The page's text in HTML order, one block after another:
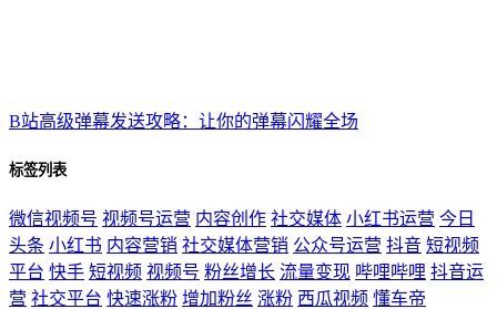
B站高级弹幕发送攻略：让你的弹幕闪耀全场
标签列表
微信视频号 视频号运营 内容创作 社交媒体 小红书运营 今日
头条 小红书 内容营销 社交媒体营销 公众号运营 抖音 短视频
平台 快手 短视频 视频号 粉丝增长 流量变现 哔哩哔哩 抖音运
营 社交平台 快速涨粉 增加粉丝 涨粉 西瓜视频 懂车帝